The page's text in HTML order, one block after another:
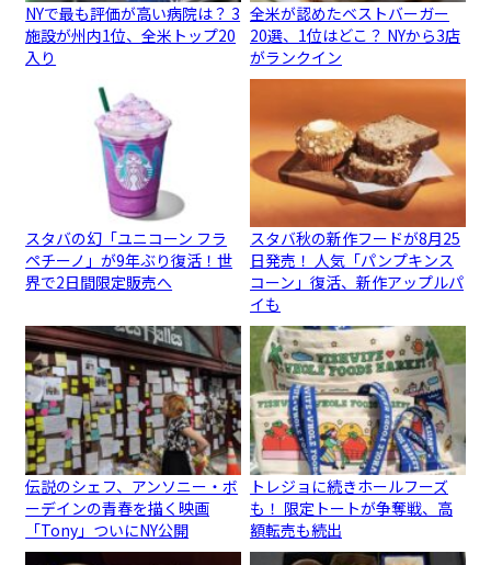
NYで最も評価が高い病院は？ 3
施設が州内1位、全米トップ20
入り
全米が認めたベストバーガー
20選、1位はどこ？ NYから3店
がランクイン
スタバの幻「ユニコーン フラ
ペチーノ」が9年ぶり復活！世
界で2日間限定販売へ
スタバ秋の新作フードが8月25
日発売！ 人気「パンプキンス
コーン」復活、新作アップルパ
イも
伝説のシェフ、アンソニー・ボ
ーデインの青春を描く映画
「Tony」ついにNY公開
トレジョに続きホールフーズ
も！ 限定トートが争奪戦、高
額転売も続出